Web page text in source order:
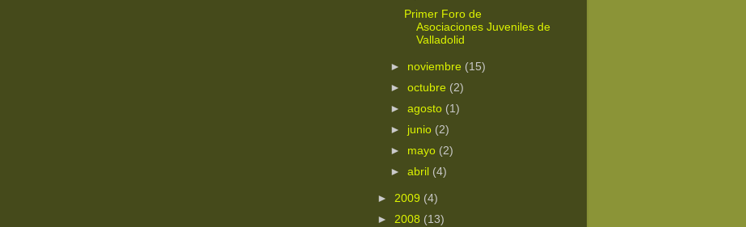
Primer Foro de
Asociaciones Juveniles de
Valladolid
► noviembre (15)
►octubre (2)
►agosto (1)
► junio (2)
► mayo (2)
►abril (4)
► 2009 (4)
► 2008 (13)